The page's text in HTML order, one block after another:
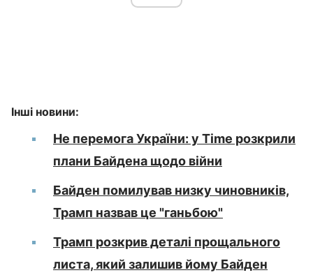
Інші новини:
Не перемога України: у Time розкрили
плани Байдена щодо війни
Байден помилував низку чиновників,
Трамп назвав це "ганьбою"
Трамп розкрив деталі прощального
листа, який залишив йому Байден